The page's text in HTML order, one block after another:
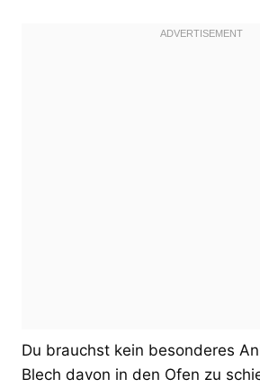
Du brauchst kein besonderes
Blech davon in den Ofen zu